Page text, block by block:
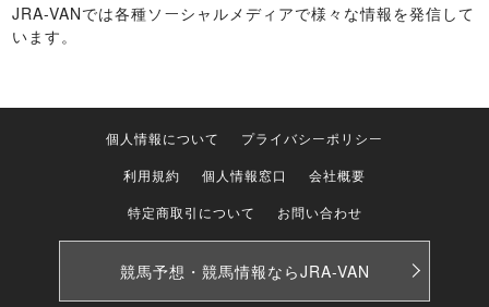
JRA-VANでは各種ソーシャルメディアで様々な情報を発信して
います。
個人情報について
プライバシーポリシー
利用規約
個人情報窓口
会社概要
特定商取引について
お問い合わせ
競馬予想・競馬情報ならJRA-VAN